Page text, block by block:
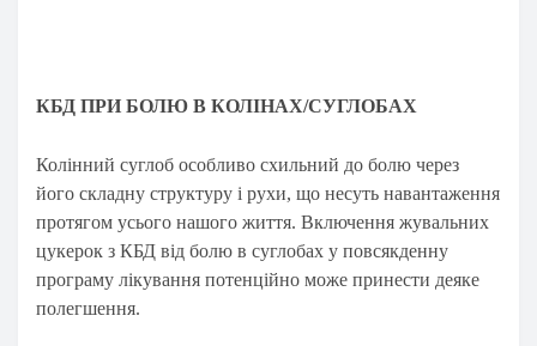
КБД ПРИ БОЛЮ В КОЛІНАХ/СУГЛОБАХ
Колінний суглоб особливо схильний до болю через
його складну структуру і рухи, що несуть навантаження
протягом усього нашого життя. Включення жувальних
цукерок з КБД від болю в суглобах у повсякденну
програму лікування потенційно може принести деяке
полегшення.